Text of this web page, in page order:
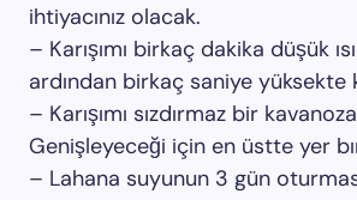
ihtiyacınız olacak.
– Karışımı birkaç dakika düşük
ardından birkaç saniye yüksekte
– Karışımı sızdırmaz bir
Genişleyeceği için en üstte yer
– Lahana suyunun 3 gün